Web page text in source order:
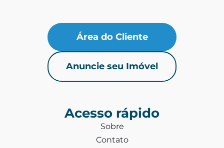
Área do Cliente
Anuncie seu Imóvel
Acesso rápido
Sobre
Contato